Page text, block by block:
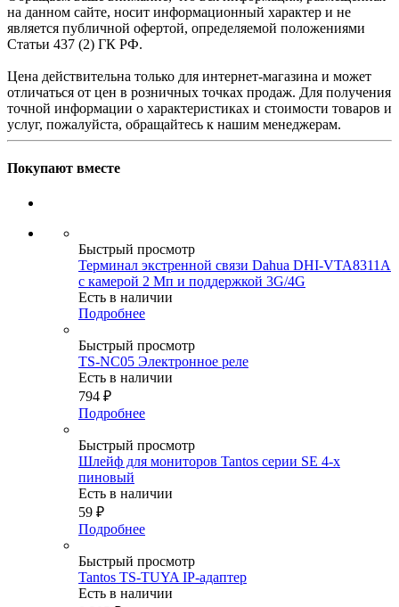
на данном сайте, носит информационный характер и не
является публичной офертой, определяемой положениями
Статьи 437 (2) ГК РФ.
Цена действительна только для интернет-магазина и может
отличаться от цен в розничных точках продаж. Для получения
точной информации о характеристиках и стоимости товаров и
услуг, пожалуйста, обращайтесь к нашим менеджерам.
Покупают вместе
Быстрый просмотр
Терминал экстренной связи Dahua DHI-VTA8311A
с камерой 2 Мп и поддержкой 3G/4G
Есть в наличии
Подробнее
Быстрый просмотр
TS-NC05 Электронное реле
Есть в наличии
794 ₽
Подробнее
Быстрый просмотр
Шлейф для мониторов Tantos серии SE 4-х
пиновый
Есть в наличии
59 ₽
Подробнее
Быстрый просмотр
Tantos TS-TUYA IP-адаптер
Есть в наличии